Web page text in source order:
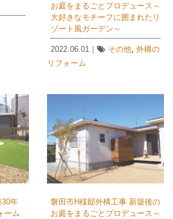
お庭をまるごとプロデュース～
大好きなモチーフに囲まれたリ
ゾート風ガーデン～
2022.06.01｜ その他 外構の
リフォーム
年
ーム
磐田市H様邸外構工事 新築後の
お庭をまるごとプロデュース～